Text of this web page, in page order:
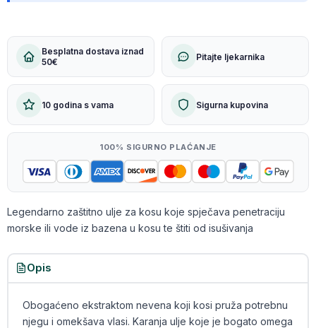
Besplatna dostava iznad
50€
Pitajte ljekarnika
10 godina s vama Sigurna kupovina
100% SIGURNO PLAĆANJE
Legendarno zaštitno ulje za kosu koje spječava penetraciju
morske ili vode iz bazena u kosu te štiti od isušivanja
Opis
Obogaćeno ekstraktom nevena koji kosi pruža potrebnu
njegu i omekšava vlasi. Karanja ulje koje je bogato omega